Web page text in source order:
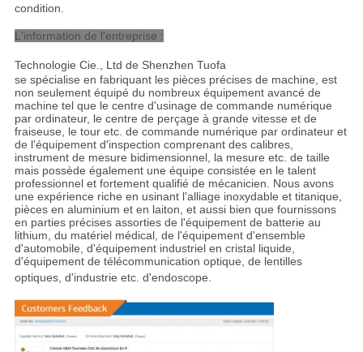
condition.
L'information de l'entreprise :
Technologie Cie., Ltd de Shenzhen Tuofa
se spécialise en fabriquant les pièces précises de machine, est
non seulement équipé du nombreux équipement avancé de
machine tel que le centre d'usinage de commande numérique
par ordinateur, le centre de perçage à grande vitesse et de
fraiseuse, le tour etc. de commande numérique par ordinateur et
de l'équipement d'inspection comprenant des calibres,
instrument de mesure bidimensionnel, la mesure etc. de taille
mais possède également une équipe consistée en le talent
professionnel et fortement qualifié de mécanicien. Nous avons
une expérience riche en usinant l'alliage inoxydable et titanique,
pièces en aluminium et en laiton, et aussi bien que fournissons
en parties précises assorties de l'équipement de batterie au
lithium, du matériel médical, de l'équipement d'ensemble
d'automobile, d'équipement industriel en cristal liquide,
d'équipement de télécommunication optique, de lentilles
optiques, d'industrie etc. d'endoscope